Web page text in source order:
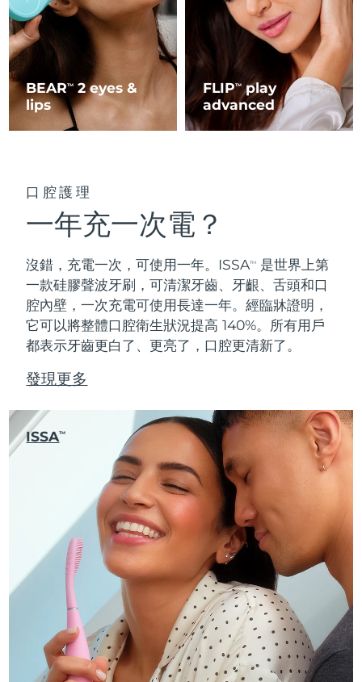
BEARTM
2 eyes &
lips
FLIPTMplay
advanced
口腔護理
一年充一次電？
沒錯，充電一次，可使用一年。ISSATM
是世界上第
一款硅膠聲波牙刷，可清潔牙齒、牙齦、舌頭和口
腔內壁，一次充電可使用長達一年。經臨牀證明，
它可以將整體口腔衛生狀況提高 140%。所有用戶
都表示牙齒更白了、更亮了，口腔更清新了。
發現更多
ISSATM